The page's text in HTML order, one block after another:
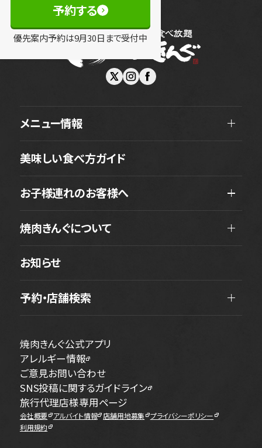
予約する
優先案内予約は9月30日 まで受付中
メニュー情報
美味しい食べ方ガイド
お子様連れのお客様へ
焼肉きんぐについて
お知らせ
予約・店舗検索
焼肉きんぐ公式アプリ
アレルギー情報
ご意見お問い合わせ
SNS投稿に関するガイドライン
旅行代理店様専用ページ
会社概要 アルバイト情報 店舗用地募集
プライバシーポリシー
利用規約